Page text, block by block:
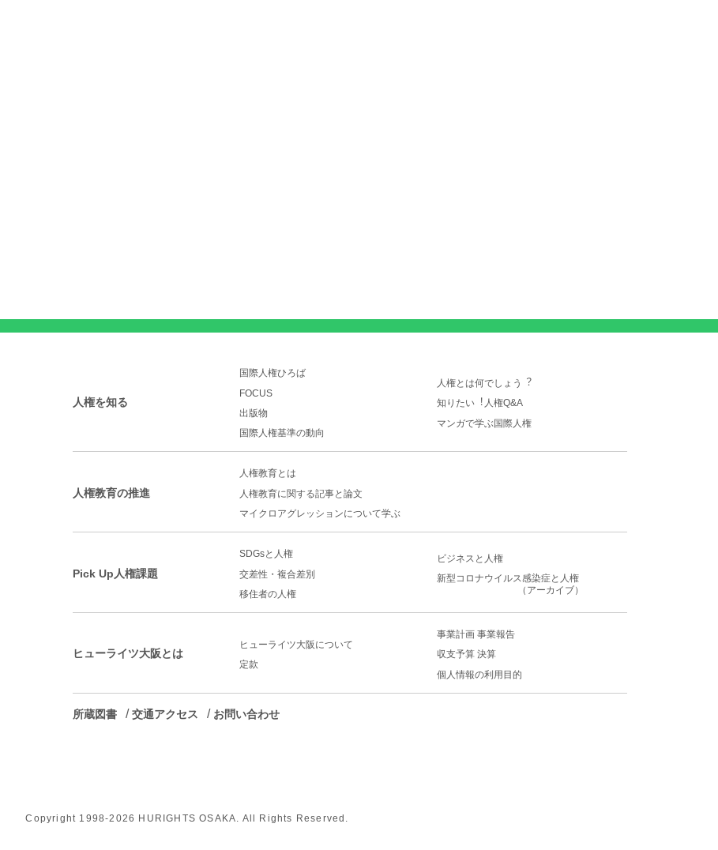
人権を知る
国際人権ひろば
FOCUS
出版物
国際人権基準の動向
人権とは何でしょう︖
知りたい︕人権Q&A
マンガで学ぶ国際人権
人権教育の推進
人権教育とは
人権教育に関する記事と論文
マイクロアグレッションについて学ぶ
Pick Up人権課題
SDGsと人権
交差性・複合差別
移住者の人権
ビジネスと人権
新型コロナウイルス感染症と人権
（アーカイブ）
ヒューライツ大阪とは
ヒューライツ大阪について
定款
事業計画 事業報告
収支予算 決算
個人情報の利用目的
所蔵図書 交通アクセス お問い合わせ
Copyright 1998-2026 HURIGHTS OSAKA. All Rights Reserved.